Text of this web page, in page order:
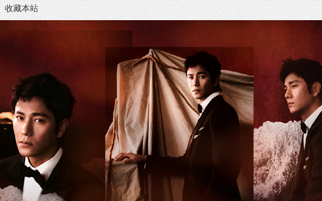
收藏本站